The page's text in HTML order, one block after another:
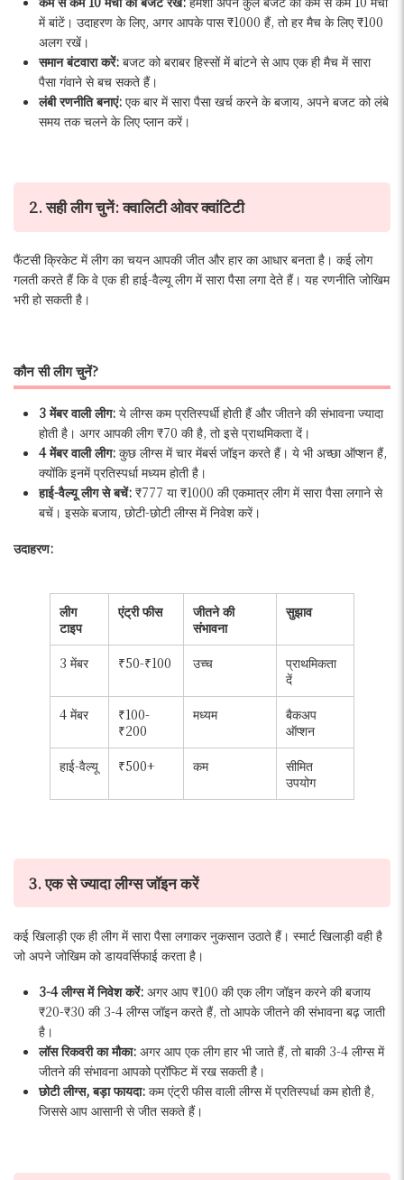
में बांटें। उदाहरण के लिए, अगर आपके पास ₹1000 हैं, तो हर मैच के लिए ₹100
अलग रखें।
समान बंटवारा करें: बजट को बराबर हिस्सों में बांटने से आप एक ही मैच में सारा
पैसा गंवाने से बच सकते हैं।
लंबी रणनीति बनाएं: एक बार में सारा पैसा खर्च करने के बजाय, अपने बजट को लंबे
समय तक चलने के लिए प्लान करें।
2. सही लीग चुनें: क्वालिटी ओवर क्वांटिटी
फैंटसी क्रिकेट में लीग का चयन आपकी जीत और हार का आधार बनता है। कई लोग
गलती करते हैं कि वे एक ही हाई-वैल्यू लीग में सारा पैसा लगा देते हैं। यह रणनीति जोखिम
भरी हो सकती है।
कौन सी लीग चुनें?
3 मेंबर वाली लीग: ये लीग्स कम प्रतिस्पर्धी होती हैं और जीतने की संभावना ज्यादा
होती है। अगर आपकी लीग ₹70 की है, तो इसे प्राथमिकता दें।
4 मेंबर वाली लीग: कुछ लीग्स में चार मेंबर्स जॉइन करते हैं। ये भी अच्छा ऑप्शन हैं,
क्योंकि इनमें प्रतिस्पर्धा मध्यम होती है।
हाई-वैल्यू लीग से बचें: ₹777 या ₹1000 की एकमात्र लीग में सारा पैसा लगाने से
बचें। इसके बजाय, छोटी-छोटी लीग्स में निवेश करें।
उदाहरण:
लीग
टाइप
एंट्री फीस
जीतने की
संभावना
सुझाव
3 मेंबर ₹50-₹100 उच्च
प्राथमिकता
दें
4 मेंबर
₹100-
₹200
मध्यम
बैकअप
ऑप्शन
हाई-वैल्यू
₹500+ कम
सीमित
उपयोग
3. एक से ज्यादा लीग्स जॉइन करें
कई खिलाड़ी एक ही लीग में सारा पैसा लगाकर नुकसान उठाते हैं। स्मार्ट खिलाड़ी वही है
जो अपने जोखिम को डायवर्सिफाई करता है।
3-4 लीग्स में निवेश करें: अगर आप ₹100 की एक लीग जॉइन करने की बजाय
₹20-₹30 की 3-4 लीग्स जॉइन करते हैं, तो आपके जीतने की संभावना बढ़ जाती
है।
लॉस रिकवरी का मौका: अगर आप एक लीग हार भी जाते हैं, तो बाकी 3-4 लीग्स में
जीतने की संभावना आपको प्रॉफिट में रख सकती है।
छोटी लीग्स, बड़ा फायदा: कम एंट्री फीस वाली लीग्स में प्रतिस्पर्धा कम होती है,
जिससे आप आसानी से जीत सकते हैं।